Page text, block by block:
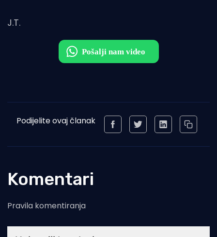
J.T.
Podijelite ovaj članak
Komentari
Pravila komentiranja